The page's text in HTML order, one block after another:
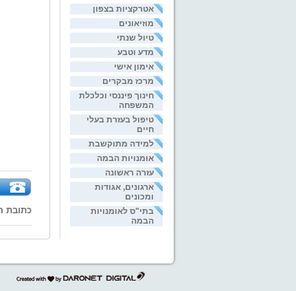
אטרקציות בצפון
מוזיאונים
טיול שנתי
מדע וטבע
אימון אישי
מרכז מבקרים
חינוך פיננסי וכלכלת
המשפחה
טיפול בעזרת בעלי
חיים
למידה מתוקשבת
אומנויות הבמה
עזרה ראשונה
ארגונים, אגודות
ומכונים
בתי"ס לאומנויות
הבמה
כתובת
דרונט